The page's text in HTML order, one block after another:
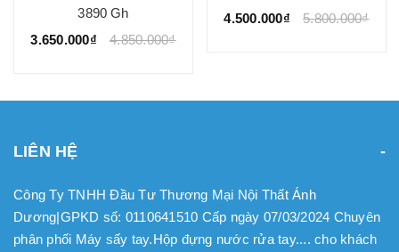
3890 Gh
3.650.000₫
4.850.000₫
4.500.000₫
5.800.000₫
LIÊN HỆ
Công Ty TNHH Đầu Tư Thương Mại Nội Thất Ánh
Dương|GPKD số: 0110641510 Cấp ngày 07/03/2024 Chuyên
phân phối Máy sấy tay.Hộp đựng nước rửa tay.... cho khách